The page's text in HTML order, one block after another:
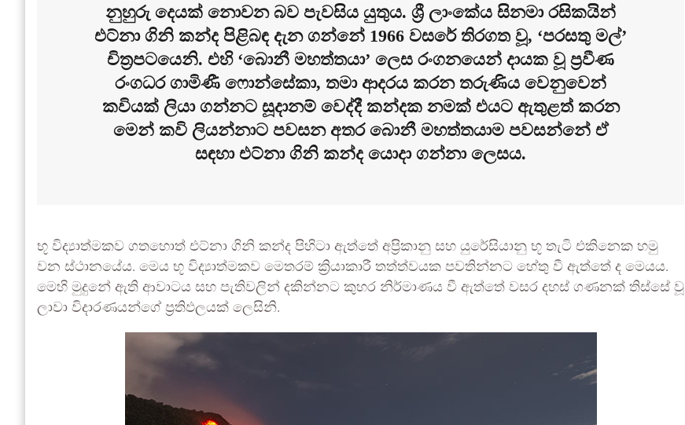
නුහුරු දෙයක් නොවන බව පැවසිය යුතුය. ශ්‍රී ලාංකේය සිනමා රසිකයින්
එට්නා ගිනි කන්ද පිළිබඳ දැන ගන්නේ 1966 වසරේ තිරගත වූ, ‘පරසතු මල්’
චිත්‍රපටයෙනි. එහි ‘බොනී මහත්තයා’ ලෙස රංගනයෙන් දායක වූ ප්‍රවීණ
රංගධර ගාමිණී ෆොන්සේකා, තමා ආදරය කරන තරුණිය වෙනුවෙන්
කවියක් ලියා ගන්නට සූදානම් වෙද්දී කන්දක නමක් එයට ඇතුළත් කරන
මෙන් කවි ලියන්නාට පවසන අතර බොනී මහත්තයාම පවසන්නේ ඒ
සඳහා එට්නා ගිනි කන්ද යොදා ගන්නා ලෙසය.
භූ විද්‍යාත්මකව ගතහොත් එට්නා ගිනි කන්ද පිහිටා ඇත්තේ අප්‍රිකානු සහ යුරේසියානු භූ තැටි එකිනෙක හමු
වන ස්ථානයේය. මෙය භූ විද්‍යාත්මකව මෙතරම් ක්‍රියාකාරී තත්ත්වයක පවතින්නට හේතු වී ඇත්තේ ද මෙයය.
මෙහි මුදුනේ ඇති ආවාටය සහ පැතිවලින් දකින්නට කුහර නිර්මාණය වී ඇත්තේ වසර දහස් ගණනක් තිස්සේ වූ
ලාවා විදාරණයන්ගේ ප්‍රතිඵලයක් ලෙසිනි.